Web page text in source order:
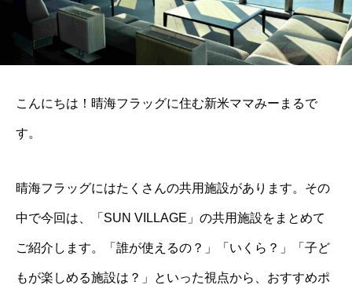
こんにちは！晴海フラッグに住む新米ママみーまるで
す。
晴海フラッグにはたくさんの共用施設があります。その
中で今回は、「SUN VILLAGE」の共用施設をまとめて
ご紹介します。「誰が使えるの？」「いくら？」「子ど
もが楽しめる施設は？」といった視点から、おすすめポ